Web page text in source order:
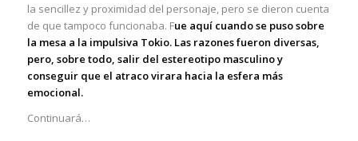
la sencillez y proximidad del personaje, pero se dieron cuenta
de que tampoco funcionaba. Fue aquí cuando se puso sobre
la mesa a la impulsiva Tokio. Las razones fueron diversas,
pero, sobre todo, salir del estereotipo masculino y
conseguir que el atraco virara hacia la esfera más
emocional.
Continuará…